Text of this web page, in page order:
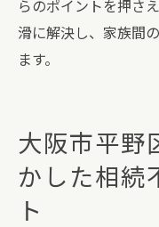
らのポイントを押さ
滑に解決し、家族間
ます。
大阪市平野
かした相続
ト